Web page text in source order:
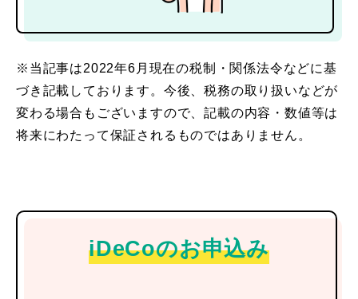
※当記事は2022年6月現在の税制・関係法令などに基
づき記載しております。今後、税務の取り扱いなどが
変わる場合もございますので、記載の内容・数値等は
将来にわたって保証されるものではありません。
iDeCoのお申込み